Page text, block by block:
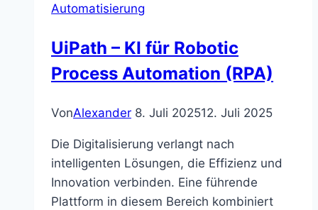
Automatisierung
UiPath – KI für Robotic
Process Automation (RPA)
VonAlexander 8. Juli 202512. Juli 2025
Die Digitalisierung verlangt nach
intelligenten Lösungen, die Effizienz und
Innovation verbinden. Eine führende
Plattform in diesem Bereich kombiniert